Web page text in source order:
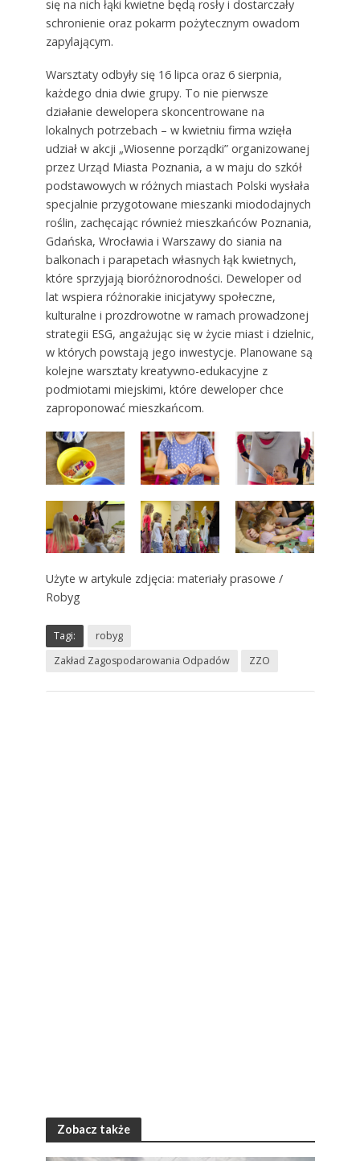
się na nich łąki kwietne będą rosły i dostarczały
schronienie oraz pokarm pożytecznym owadom
zapylającym.
Warsztaty odbyły się 16 lipca oraz 6 sierpnia,
każdego dnia dwie grupy. To nie pierwsze
działanie dewelopera skoncentrowane na
lokalnych potrzebach – w kwietniu firma wzięła
udział w akcji „Wiosenne porządki” organizowanej
przez Urząd Miasta Poznania, a w maju do szkół
podstawowych w różnych miastach Polski wysłała
specjalnie przygotowane mieszanki miododajnych
roślin, zachęcając również mieszkańców Poznania,
Gdańska, Wrocławia i Warszawy do siania na
balkonach i parapetach własnych łąk kwietnych,
które sprzyjają bioróżnorodności. Deweloper od
lat wspiera różnorakie inicjatywy społeczne,
kulturalne i prozdrowotne w ramach prowadzonej
strategii ESG, angażując się w życie miast i dzielnic,
w których powstają jego inwestycje. Planowane są
kolejne warsztaty kreatywno-edukacyjne z
podmiotami miejskimi, które deweloper chce
zaproponować mieszkańcom.
Użyte w artykule zdjęcia: materiały prasowe /
Robyg
Tagi:
robyg
Zakład Zagospodarowania Odpadów
ZZO
Zobacz także